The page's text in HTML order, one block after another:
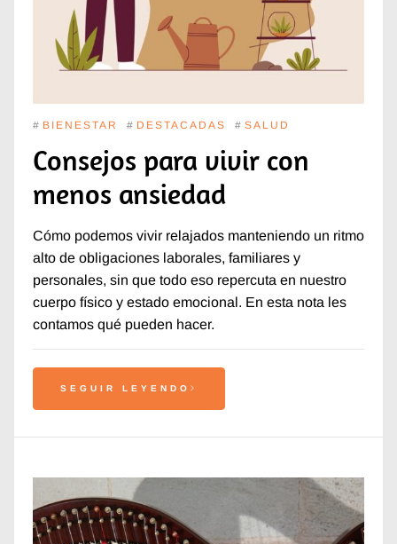
# BIENESTAR # DESTACADAS # SALUD
Consejos para vivir con
menos ansiedad
Cómo podemos vivir relajados manteniendo un ritmo
alto de obligaciones laborales, familiares y
personales, sin que todo eso repercuta en nuestro
cuerpo físico y estado emocional. En esta nota les
contamos qué pueden hacer.
SEGUIR LEYENDO